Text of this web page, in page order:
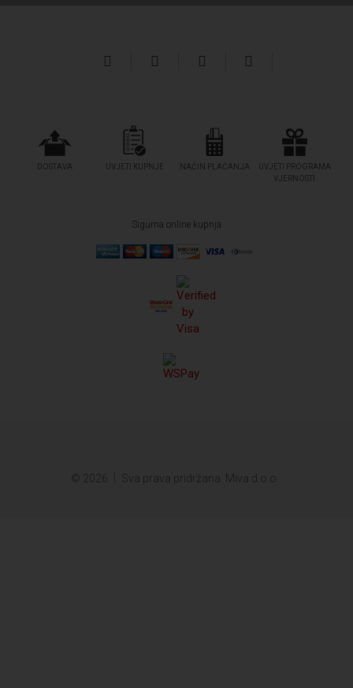
DOSTAVA UVJETI KUPNJE NAČIN PLAĆANJA
UVJETI PROGRAMA
VJERNOSTI
Sigurna online kupnja
© 2026. Sva prava pridržana. Miva d.o.o.